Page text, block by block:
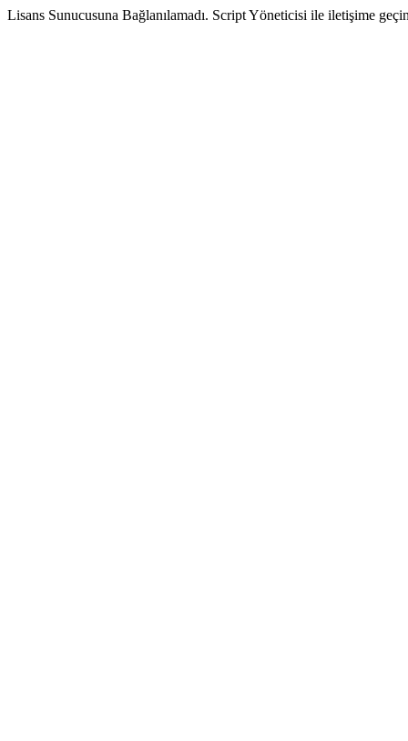
Lisans Sunucusuna Bağlanılamadı. Script Yöneticisi ile iletişime